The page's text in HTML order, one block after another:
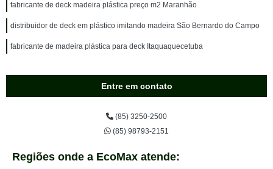
fabricante de deck madeira plástica preço m2 Maranhão
distribuidor de deck em plástico imitando madeira São Bernardo do Campo
fabricante de madeira plástica para deck Itaquaquecetuba
Entre em contato
(85) 3250-2500
(85) 98793-2151
Regiões onde a EcoMax atende: